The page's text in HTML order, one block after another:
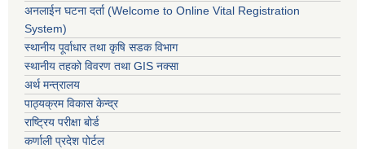
अनलाईन घटना दर्ता (Welcome to Online Vital Registration
System)
स्थानीय पूर्वाधार तथा कृषि सडक विभाग
स्थानीय तहको विवरण तथा GIS नक्सा
अर्थ मन्त्रालय
पाठ्यक्रम विकास केन्द्र
राष्ट्रिय परीक्षा बोर्ड
कर्णाली प्रदेश पोर्टल